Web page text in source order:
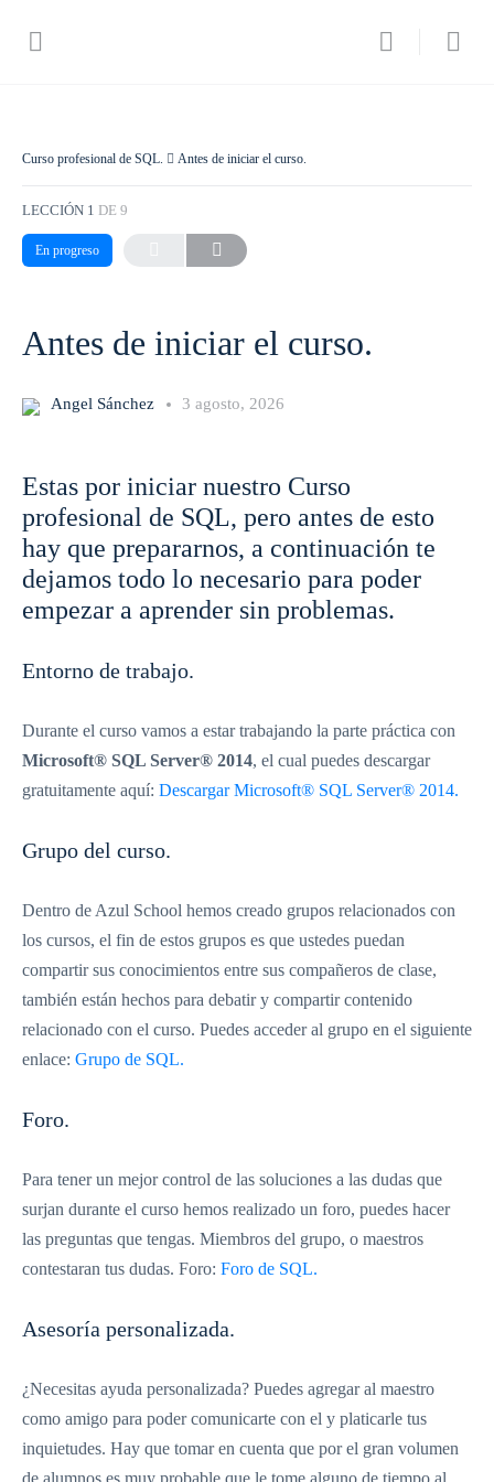
Curso profesional de SQL. Antes de iniciar el curso.
LECCIÓN 1 DE 9
En progreso
Antes de iniciar el curso.
Angel Sánchez 3 agosto, 2026
Estas por iniciar nuestro Curso
profesional de SQL, pero antes de esto
hay que prepararnos, a continuación te
dejamos todo lo necesario para poder
empezar a aprender sin problemas.
Entorno de trabajo.
Durante el curso vamos a estar trabajando la parte práctica con
Microsoft® SQL Server® 2014, el cual puedes descargar
gratuitamente aquí: Descargar Microsoft® SQL Server® 2014.
Grupo del curso.
Dentro de Azul School hemos creado grupos relacionados con
los cursos, el fin de estos grupos es que ustedes puedan
compartir sus conocimientos entre sus compañeros de clase,
también están hechos para debatir y compartir contenido
relacionado con el curso. Puedes acceder al grupo en el siguiente
enlace: Grupo de SQL.
Foro.
Para tener un mejor control de las soluciones a las dudas que
surjan durante el curso hemos realizado un foro, puedes hacer
las preguntas que tengas. Miembros del grupo, o maestros
contestaran tus dudas. Foro: Foro de SQL.
Asesoría personalizada.
¿Necesitas ayuda personalizada? Puedes agregar al maestro
como amigo para poder comunicarte con el y platicarle tus
inquietudes. Hay que tomar en cuenta que por el gran volumen
de alumnos es muy probable que le tome alguno de tiempo al